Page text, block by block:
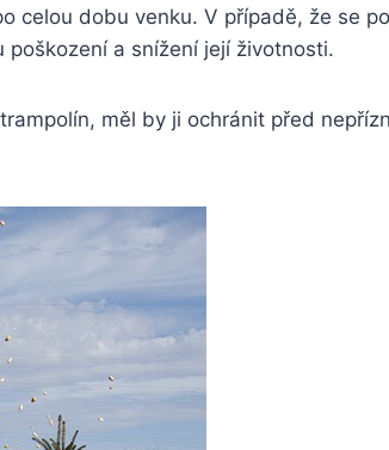
celou dobu venku. V případě, že se
a snížení její životnosti.
měl by ji ochránit před